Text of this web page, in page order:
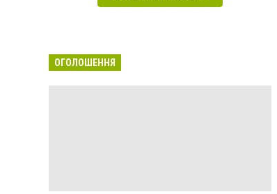
ОГОЛОШЕННЯ